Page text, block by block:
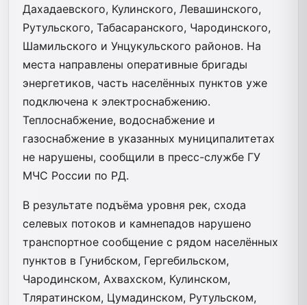
Дахадаевского, Кулинского, Левашинского,
Рутульского, Табасаранского, Чародинского,
Шамильского и Унцукульского районов. На
места направлены оперативные бригады
энергетиков, часть населённых пунктов уже
подключена к электроснабжению.
Теплоснабжение, водоснабжение и
газоснабжение в указанных муниципалитетах
не нарушены, сообщили в пресс-службе ГУ
МЧС России по РД.
В результате подъёма уровня рек, схода
селевых потоков и камнепадов нарушено
транспортное сообщение с рядом населённых
пунктов в Гунибском, Гергебильском,
Чародинском, Ахвахском, Кулинском,
Тляратинском, Цумадинском, Рутульском,